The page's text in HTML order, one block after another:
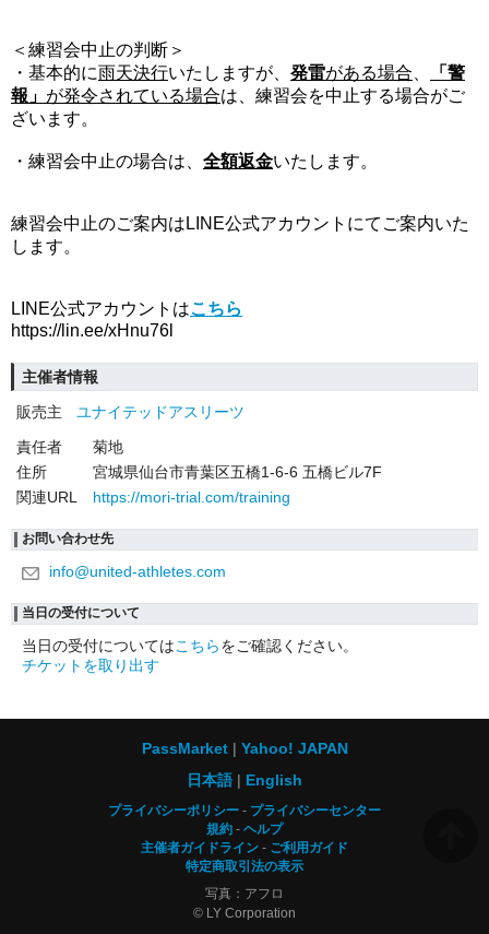
＜練習会中止の判断＞
・基本的に雨天決行いたしますが、 発雷がある場合
「警
報」 が発令されている場合は、練習会を中止する場合がご
ざいます。
・練習会中止の場合は、 全額返金いたします。
練習会中止のご案内はLINE公式アカウントにてご案内いた
します。
LINE公式アカウントはこちら
https://lin.ee/xHnu76l
主催者情報
販売主
ユナイテッドアスリーツ
責任者
菊地
住所
宮城県仙台市青葉区五橋1-6-6 五橋ビル7F
関連URL
https://mori-trial.com/training
お問い合わせ先
info@united-athletes.com
当日の受付について
当日の受付についてはこちらをご確認ください。
チケットを取り出す
PassMarket
Yahoo! JAPAN
日本語
English
プライバシーポリシー
プライバシーセンター
規約
ヘルプ
主催者ガイドライン
ご利用ガイド
特定商取引法の表示
写真：アフロ
© LY Corporation